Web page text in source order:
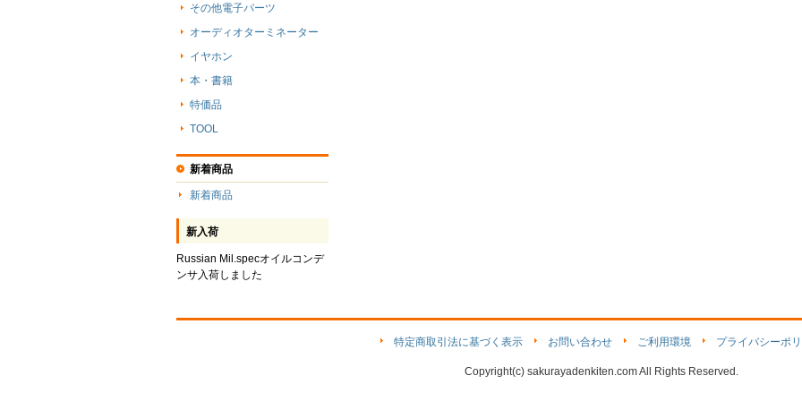
その他電子パーツ
オーディオターミネーター
イヤホン
本・書籍
特価品
TOOL
新着商品
新着商品
新入荷
Russian Mil.specオイルコンデ
ンサ入荷しました
特定商取引法に基づく表示 お問い合わせ ご利用環境 プライバシーポ
Copyright(c) sakurayadenkiten.com All Rights Reserved.